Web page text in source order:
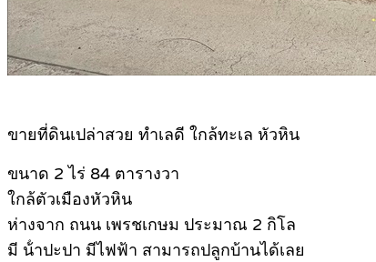
ขายที่ดินเปล่าสวย ทําเลดี ใกล้ทะเล หัวหิน
ขนาด 2 ไร่ 84 ตารางวา
ใกล้ตัวเมืองหัวหิน
ห่างจาก ถนน เพรชเกษม ประมาณ 2 กิโล
มี น้ําปะปา มีไฟฟ้า สามารถปลูกบ้านได้เลย